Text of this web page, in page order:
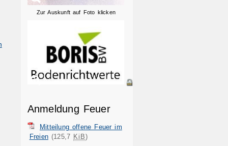
Zur Auskunft auf Foto klicken
Anmeldung Feuer
Mitteilung offene Feuer im
Freien (125,7 KiB)